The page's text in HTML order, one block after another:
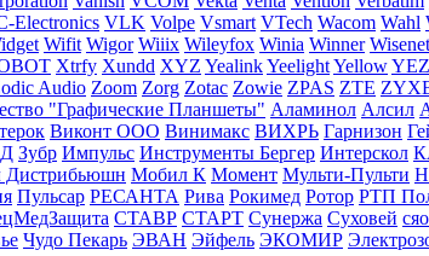
Electronics VLK Volpe Vsmart VTech Wacom Wahl
Wifit Wigor Wiiix Wileyfox Winia Winner Wisenet
Xtrfy Xundd XYZ YealinkYeelightYellow
Audio Zoom Zorg Zotac Zowie ZPAS ZTE
"Графические Планшеты" Аламинол Алсил
Виконт ООО Винимакс ВИХРЬ Гарнизон
Зубр Импульс Инструменты Бергер Интерскол
Дистрибьюшн Мобил К Момент Мульти-Пульти
Пульсар РЕСАНТА Рива Рокимед Ротор РТП
СТАВР СТАРТ Сунержа Суховей
Чудо Пекарь ЭВАН Эйфель ЭКОМИР